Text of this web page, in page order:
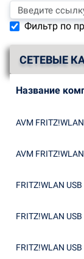
Фильтр по
СЕТЕВЫЕ
Название
AVM
FRITZ!WLAN